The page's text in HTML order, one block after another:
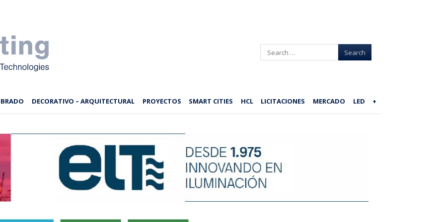
Search
DECORATIVO – ARQUITECTURAL PROYECTOS SMART CITIES HCL LICITACIONES MERCADO LED +